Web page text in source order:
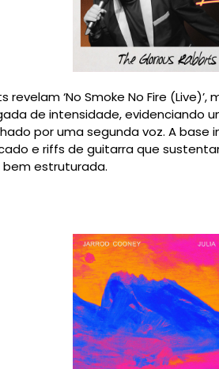
revelam ‘No Smoke No Fire
de intensidade, evidenciando
por uma segunda voz. A
e riffs de guitarra que
estruturada.